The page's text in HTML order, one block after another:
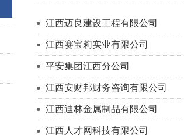
江西迈良建设工程有限公司
江西赛宝莉实业有限公司
平安集团江西分公司
江西安财邦财务咨询有限公司
江西迪林金属制品有限公司
江西人才网科技有限公司